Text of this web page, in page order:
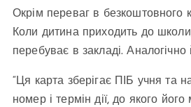
Окрім переваг в безкоштовного
Коли дитина приходить до
перебуває в закладі.
“Ця карта зберігає ПІБ учня та
номер і термін дії, до якого